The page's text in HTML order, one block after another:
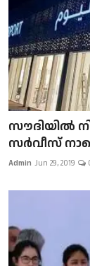
സൗദിയിൽ
സർവീസ്
Admin Jun 29, 2019